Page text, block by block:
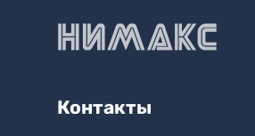
Контакты